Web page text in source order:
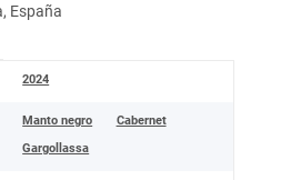
España
2024
Manto negro
Cabernet
Gargollassa